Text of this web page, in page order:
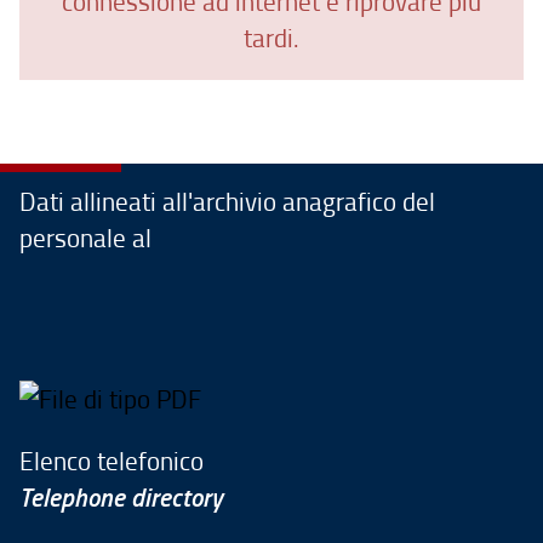
tardi.
Dati allineati all'archivio anagrafico del
personale al
Elenco telefonico
Telephone directory